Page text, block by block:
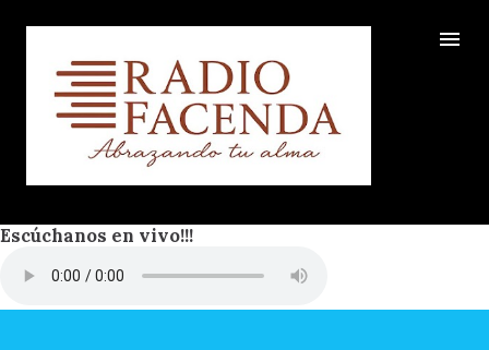
Ir al contenido principal
Escúchanos en vivo!!!